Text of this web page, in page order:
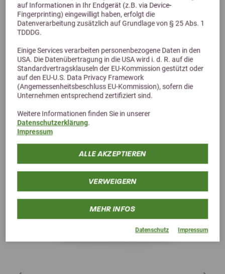
auf Informationen in Ihr Endgerät (z.B. via Device-
Fingerprinting) eingewilligt haben, erfolgt die
Datenverarbeitung zusätzlich auf Grundlage von § 25 Abs. 1
TDDDG.
Einige Services verarbeiten personenbezogene Daten in den
USA. Die Datenübertragung in die USA wird i. d. R. auf die
Standardvertragsklauseln der EU-Kommission gestützt oder
auf den EU-U.S. Data Privacy Framework
(Angemessenheitsbeschluss EU-Kommission), sofern die
Unternehmen entsprechend zertifiziert sind.
Weitere Informationen finden Sie in unserer
Datenschutzerklärung.
Impressum
ALLE AKZEPTIEREN
VERWEIGERN
MEHR INFOS
Datenschutz Impressum
Alternative Produkte